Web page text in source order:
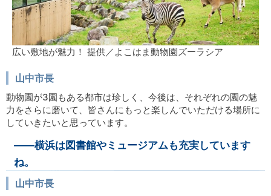
広い敷地が魅力！ 提供／よこはま動物園ズーラシア
山中市長
動物園が3園もある都市は珍しく、今後は、それぞれの園の魅
力をさらに磨いて、皆さんにもっと楽しんでいただける場所に
していきたいと思っています。
――横浜は図書館やミュージアムも充実しています
ね。
山中市長